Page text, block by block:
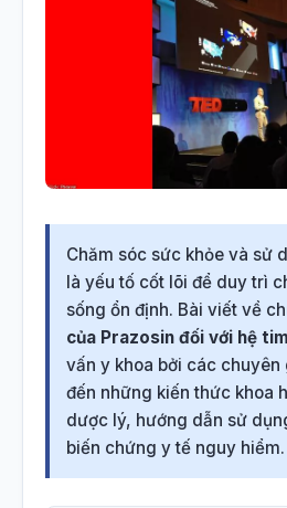
Chăm sóc sức khỏe và sử
là yếu tố cốt lõi để duy trì
sống ổn định. Bài viết về
của Prazosin đối với hệ
vấn y khoa bởi các chuyên
đến những kiến thức khoa
dược lý, hướng dẫn sử
biến chứng y tế nguy hiểm.